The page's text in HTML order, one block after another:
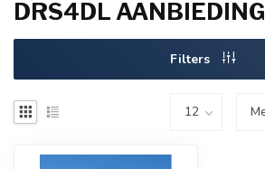
DRS4DL AANBIEDING
Filters